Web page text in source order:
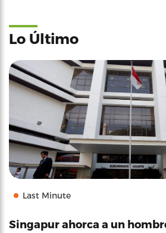
Lo Último
Last Minute
Singapur ahorca a un